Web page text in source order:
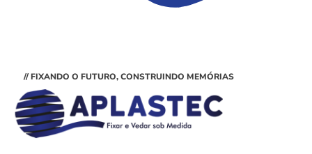
// FIXANDO O FUTURO, CONSTRUINDO MEMÓRIAS